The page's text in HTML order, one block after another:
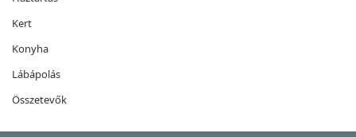
Kert
Konyha
Lábápolás
Összetevők